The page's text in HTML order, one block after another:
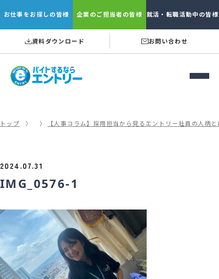
お仕事をお探しの皆様 企業のご担当者の皆様 就活・転職活動中の皆様
資料ダウンロード お問い合わせ
トップ 【人事コラム】採用担当から見るエントリー社員の人柄
2024.07.31
IMG_0576-1